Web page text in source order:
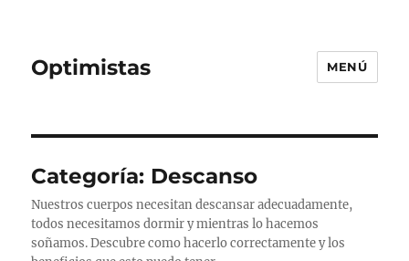
Optimistas MENÚ
Categoría: Descanso
Nuestros cuerpos necesitan descansar adecuadamente,
todos necesitamos dormir y mientras lo hacemos
soñamos. Descubre como hacerlo correctamente y los